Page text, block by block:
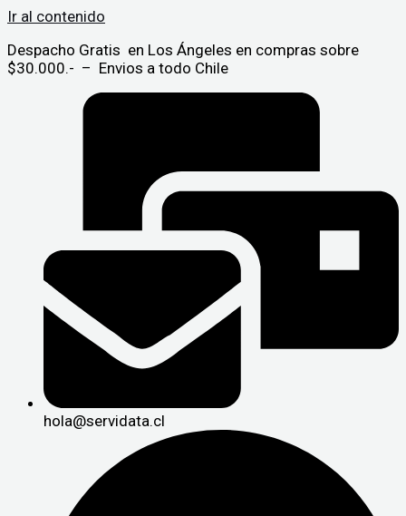
Ir al contenido
Despacho Gratis en Los Ángeles en compras sobre
$30.000.- – Envios a todo Chile
hola@servidata.cl